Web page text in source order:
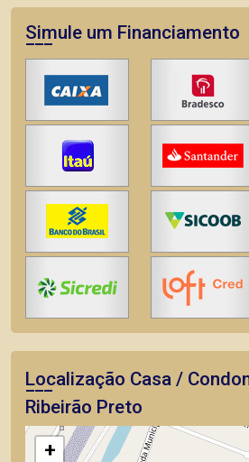
Simule um Financiamento
Localização Casa /
Ribeirão Preto
+